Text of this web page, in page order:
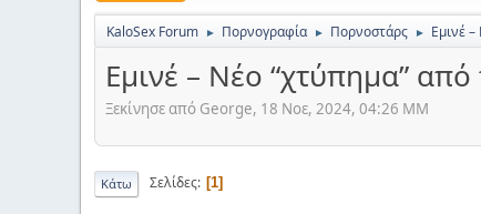
KaloSex Forum ► Πορνογραφία ► Πορνοστάρς ► Εμινέ
Εμινέ – Νέο “χτύπημα”
Ξεκίνησε από George, 18 Νοε, 2024, 04:26 ΜΜ
Κάτω Σελίδες 1